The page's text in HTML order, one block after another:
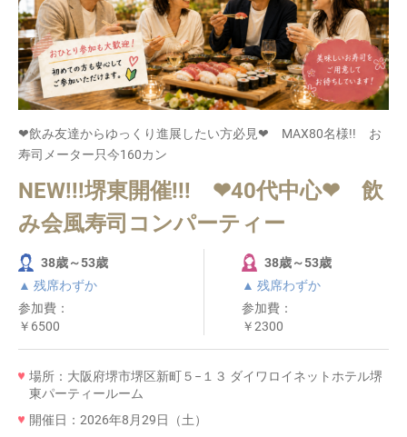
❤飲み友達からゆっくり進展したい方必見❤ MAX80名様!! お
寿司メーター只今160カン
NEW!!!堺東開催!!! ❤40代中心❤ 飲
み会風寿司コンパーティー
38歳～53歳
▲ 残席わずか
参加費：
￥6500
38歳～53歳
▲ 残席わずか
参加費：
￥2300
場所：大阪府堺市堺区新町５−１３ ダイワロイネットホテル堺
東パーティールーム
開催日：2026年8月29日（土）